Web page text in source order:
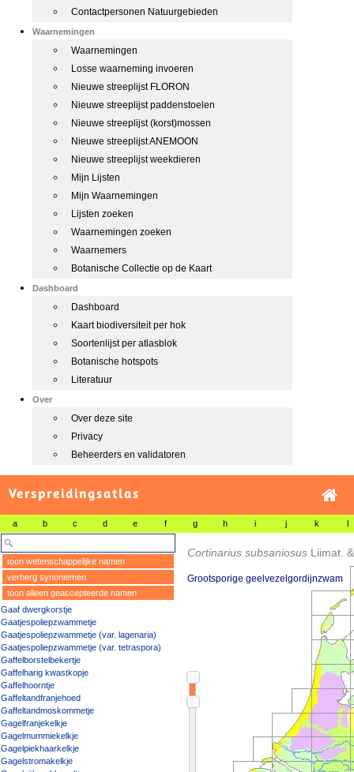
Contactpersonen Natuurgebieden
Waarnemingen
Waarnemingen
Losse waarneming invoeren
Nieuwe streeplijst FLORON
Nieuwe streeplijst paddenstoelen
Nieuwe streeplijst (korst)mossen
Nieuwe streeplijst ANEMOON
Nieuwe streeplijst weekdieren
Mijn Lijsten
Mijn Waarnemingen
Lijsten zoeken
Waarnemingen zoeken
Waarnemers
Botanische Collectie op de Kaart
Dashboard
Dashboard
Kaart biodiversiteit per hok
Soortenlijst per atlasblok
Botanische hotspots
Literatuur
Over
Over deze site
Privacy
Beheerders en validatoren
Verspreidingsatlas
a b c d e f g h i j k l
toon wetenschappelijke namen
verberg synoniemen
toon alleen geaccepteerde namen
Gaaf dwergkorstje
Gaatjespoliepzwammetje
Gaatjespoliepzwammetje (var. lagenaria)
Gaatjespoliepzwammetje (var. tetraspora)
Gaffelborstelbekertje
Gaffelharig kwastkopje
Gaffelhoorntje
Gaffeltandfranjehoed
Gaffeltandmoskommetje
Gagelfranjekelkje
Gagelmummiekelkje
Gagelpiekhaarkelkje
Gagelstromakelkje
Cortinarius subsaniosus Liimat.
Grootsporige geelvezelgordijnzwam